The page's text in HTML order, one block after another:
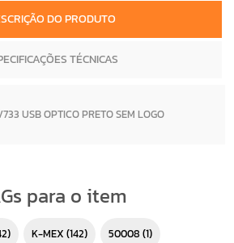
DO PRODUTO
TÉCNICAS
USB OPTICO PRETO SEM LOGO
para o item
K-MEX (142) 50008 (1)